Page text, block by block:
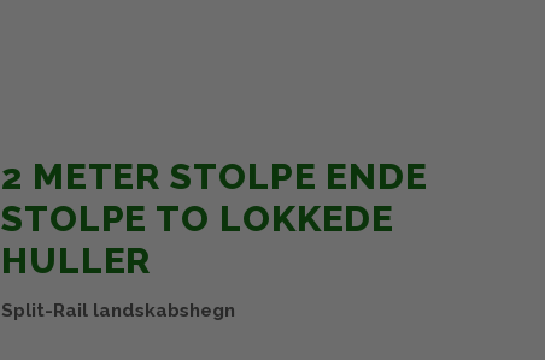
2 METER STOLPE ENDE
STOLPE TO LOKKEDE
HULLER
Split-Rail landskabshegn